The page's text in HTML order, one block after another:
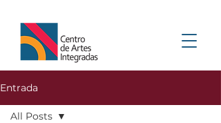
Entrada
All Posts